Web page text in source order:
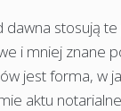
stosują
i mniej znane
jest forma, w
aktu